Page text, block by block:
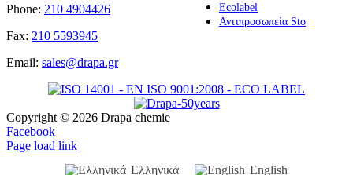
Ecolabel
Αντιπροσωπεία Sto
Phone: 210 4904426
Fax: 210 5593945
Email: sales@drapa.gr
Copyright © 2026 Drapa chemie
Facebook
Page load link
Ελληνικά
English